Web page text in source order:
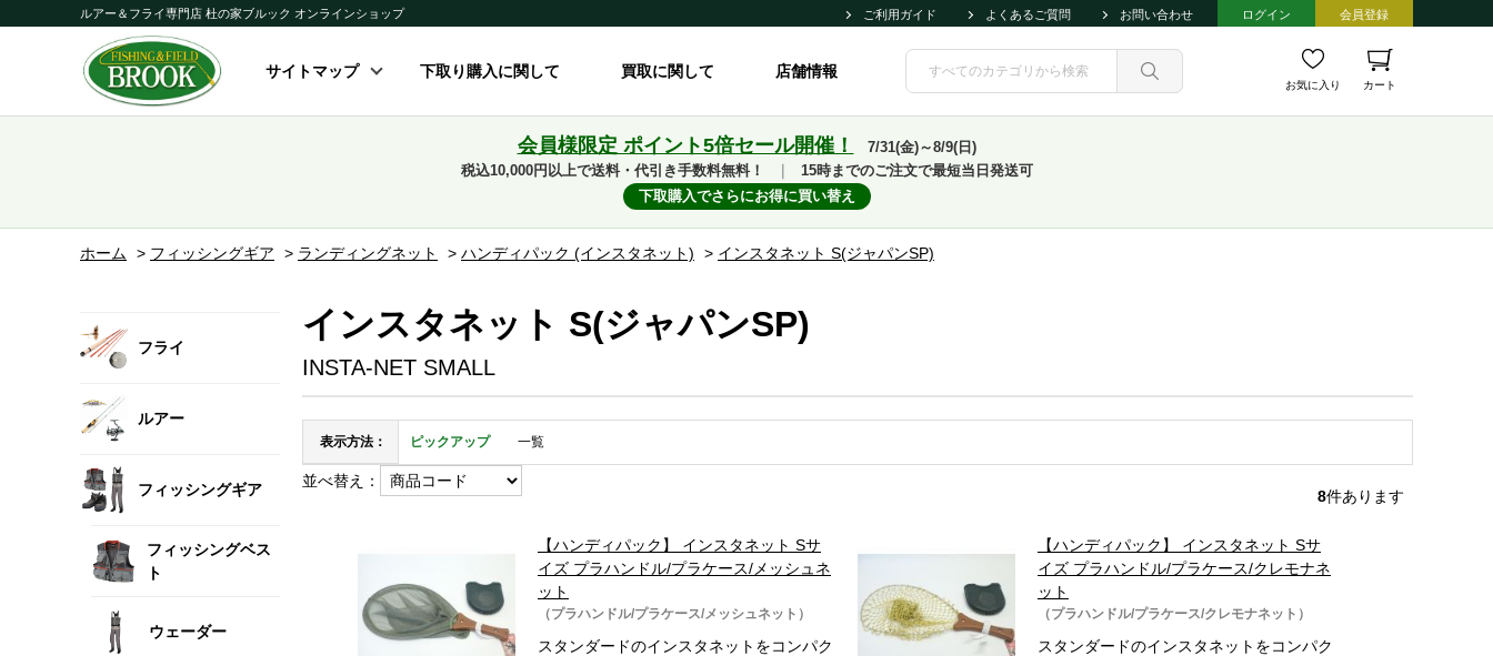
ルアー＆フライ専門店 杜の家ブルック オンラインショップ ご利用ガイド よくあるご質問 お問い合わせ ログイン 会員登録
サイトマップ 下取り購入に関して 買取に関して 店舗情報
お気に入り カート
会員様限定 ポイント5倍セール開催！
7/31(金)～8/9(日)
税込10,000円以上で送料・代引き手数料無料！
15時までのご注文で最短当日発送可
下取購入でさらにお得に買い替え
ホーム > フィッシングギア > ランディングネット > ハンディパック (インスタネット) > インスタネット S(ジャパンSP)
フライ
ルアー
フィッシングギア
フィッシングベス
ト
ウェーダー
インスタネット S(ジャパンSP)
INSTA-NET SMALL
表示方法： ピックアップ 一覧
並べ替え：
8件あります
【ハンディパック】 インスタネット Sサ
イズ プラハンドル/プラケース/メッシュネ
ット
（プラハンドル/プラケース/メッシュネット）
スタンダードのインスタネットをコンパク
【ハンディパック】 インスタネット Sサ
イズ プラハンドル/プラケース/クレモナネ
ット
（プラハンドル/プラケース/クレモナネット）
スタンダードのインスタネットをコンパク